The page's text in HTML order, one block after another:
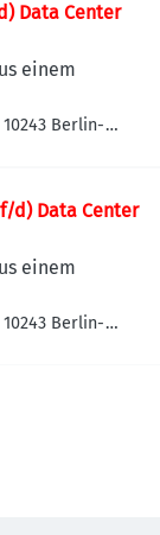
Data Center
einem
Berlin-
d) Data Center
einem
Berlin-